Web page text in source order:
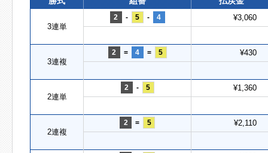
3連単
2 - 5 - 4 ¥3,060
3連複
2 = 4 = 5 ¥430
2連単
2 - 5 ¥1,360
2連複
2 = 5 ¥2,110